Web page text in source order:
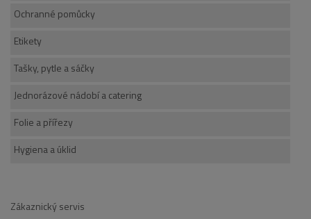
Ochranné pomůcky
Etikety
Tašky, pytle a sáčky
Jednorázové nádobí a catering
Folie a přířezy
Hygiena a úklid
Zákaznický servis